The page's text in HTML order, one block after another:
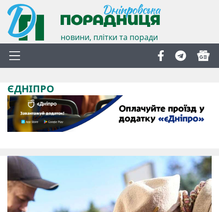
новини, плітки та поради
ЄДНІПРО